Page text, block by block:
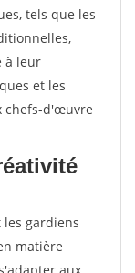
tels que les
à leur
et les
chefs-d'œuvre
gardiens
matière